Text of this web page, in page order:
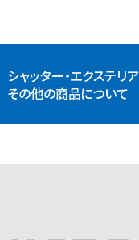
シャッター・エクステリア
その他の商品について